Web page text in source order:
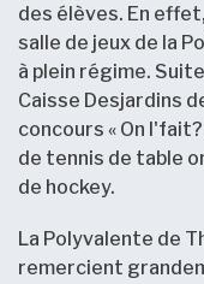
des élèves. En
salle de jeux de la
à plein régime.
Caisse Desjardins
concours « On
de tennis de table
de hockey.
La Polyvalente de
remercient